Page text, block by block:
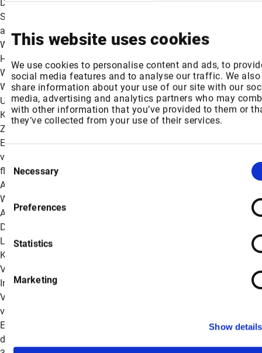
This website uses cookies
We use cookies to personalise content and ads, to
social media features and to analyse our traffic. We also
share information about your use of our site with our
media, advertising and analytics partners who may
with other information that you’ve provided to them or
they’ve collected from your use of their services.
Selection
Necessary
Preferences
Statistics
Marketing
Show details
Diese gegenseitige Abhängigkeit stellt die Durchführbarkeit von
Strategien zur Verlagerung und Entkopplung in Frage, da die
aufstrebenden Exportmächte auf Komponenten aus der ganzen
Welt angewiesen sind. Mitchell schloss: „Unsere Analyse der
Handelsströme unterstreicht, dass nicht Autarkie, sondern
Widerstandsfähigkeit die Grundlage für die
Wettbewerbsfähigkeit im Elektronikzeitalter ist. Kein einzelnes
Unternehmen oder Land kann auf sich allein gestellt sein. Die
Komplexität des Elektronik-Ökosystems erfordert
Zusammenarbeit und Partnerschaft mit anderen. Die Global
Electronics Association ist dazu da, durch die Zusammenarbeit
von Industrie, Regierung und Interessenvertretern eine vitale und
florierende globale Elektroniklieferkette zu schaffen.' Globale
Aktivitäten zur Unterstützung der gesamten
Wertschöpfungskette Die von der Global Electronics
Association unterstützte Elektronik-Wertschöpfungskette - vom
Design bis zum Endprodukt - umfasst Erstausrüster, Halbleiter,
Leiterplatten, Montage- und Fertigungsdienstleistungen,
Kabelbäume, Materialien und Ausrüstungslieferanten. Der
Verband hat Niederlassungen in Belgien, China, Deutschland,
Indien, Japan, Korea, Malaysia, Mexiko, Taiwan und den
Vereinigten Staaten und ist in Dutzenden weiterer Länder
vertreten, um seine Mitglieder zu unterstützen. Über die Global
Electronics Association Die Global Electronics Association ist
die Stimme der Elektronikindustrie und arbeitet mit mehr als